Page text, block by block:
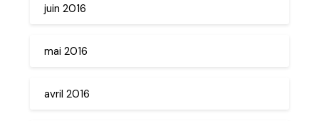
juin 2016
mai 2016
avril 2016